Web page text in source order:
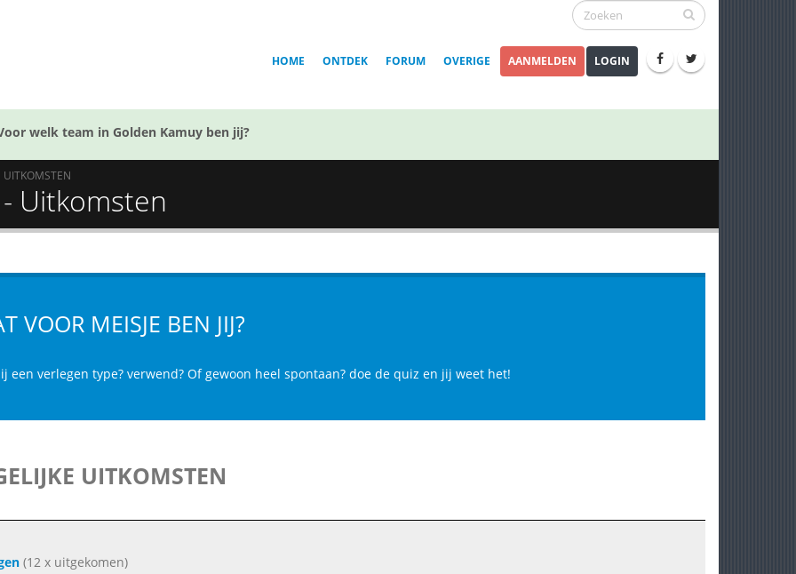
HOME ONTDEK FORUM OVERIGE AANMELDEN LOGIN
welk team in Golden Kamuy ben jij?
UITKOMSTEN
Uitkomsten
VOOR MEISJE BEN JIJ?
een verlegen type? verwend? Of gewoon heel spontaan? doe de quiz en jij weet het!
UITKOMSTEN
(12 x uitgekomen)